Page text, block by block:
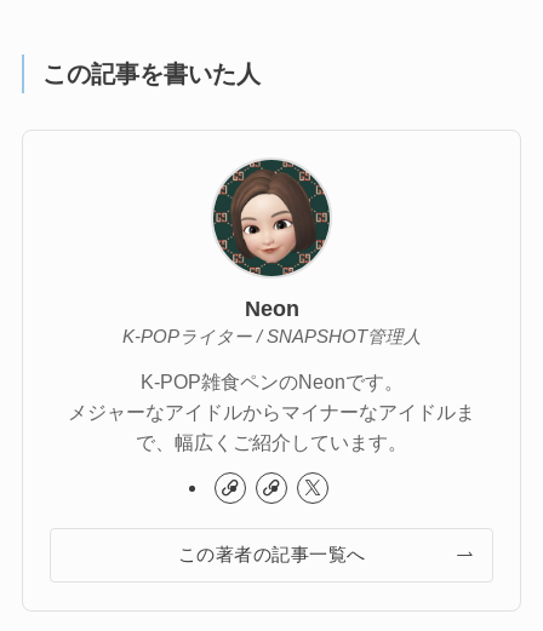
この記事を書いた人
Neon
K-POPライター / SNAPSHOT管理人
K-POP雑食ペンのNeonです。
メジャーなアイドルからマイナーなアイドルま
で、幅広くご紹介しています。
この著者の記事一覧へ